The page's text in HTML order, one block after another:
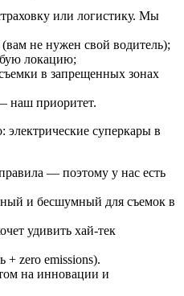
или логистику. Мы
не нужен свой водитель);
локацию;
в запрещенных зонах
наш приоритет.
суперкары в
— поэтому у нас есть
и бесшумный для съемок в
удивить хай-тек
+ zero emissions).
на инновации и